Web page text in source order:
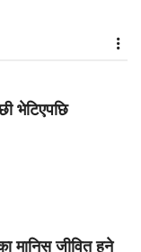
भेटिएपछि
मानिस जीवित हुने